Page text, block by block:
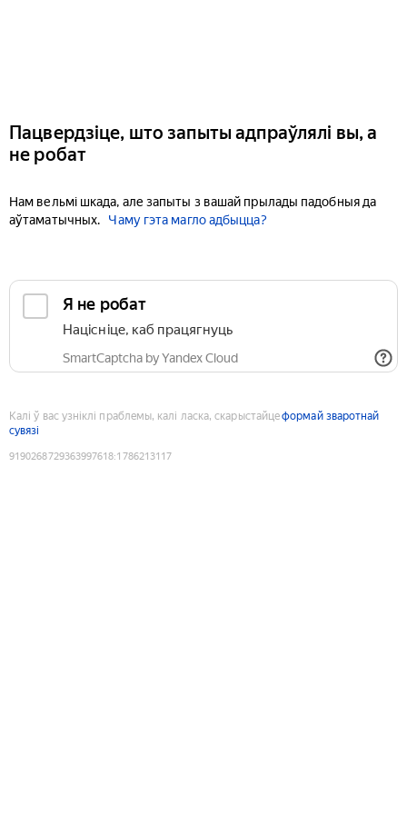
Пацвердзіце, што запыты адпраўлялі вы, а
не робат
Нам вельмі шкада, але запыты з вашай прылады падобныя да
аўтаматычных.
Чаму гэта магло адбыцца?
Я не робат
Націсніце, каб працягнуць
SmartCaptcha by Yandex Cloud
Калі ў вас узніклі праблемы, калі ласка, скарыстайцеформай зваротнай
сувязі
9190268729363997618:1786213117